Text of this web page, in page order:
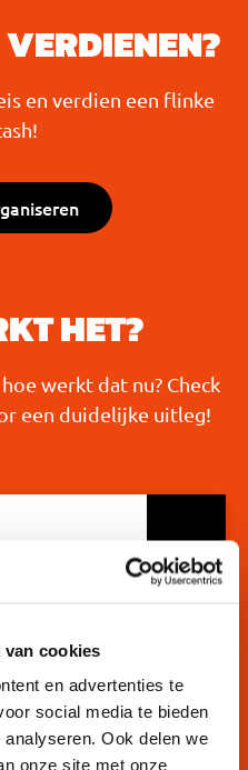
van cookies
en advertenties te
social media te bieden
Ook delen we
onze site met onze
en verdien een flinke
bus
HET?
werkt dat nu? Check
een duidelijke uitleg!